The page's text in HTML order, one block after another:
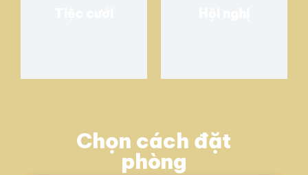
Chọn cách đặt
phòng